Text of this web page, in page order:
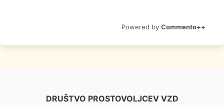
Commento++
DRUŠTVO PROSTOVOLJCEV VZD